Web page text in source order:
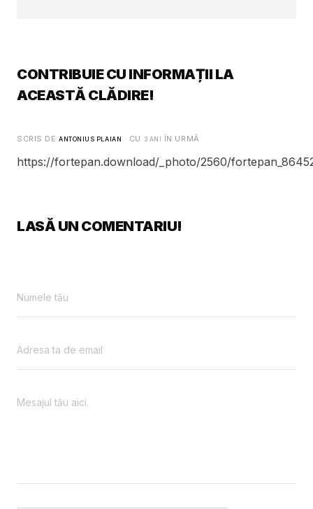
CONTRIBUIE CU INFORMAȚII LA
ACEASTĂ CLĂDIRE!
SCRIS DE ANTONIUS PLAIAN · CU 3 ANI ÎN URMĂ
https://fortepan.download/_photo/2560/
LASĂ UN COMENTARIU!